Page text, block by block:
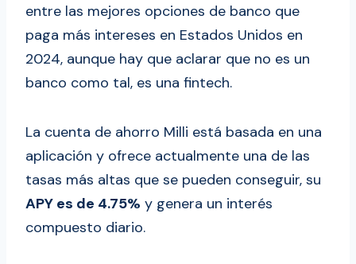
entre las mejores opciones de banco que
paga más intereses en Estados Unidos en
2024, aunque hay que aclarar que no es un
banco como tal, es una fintech.
La cuenta de ahorro Milli está basada en una
aplicación y ofrece actualmente una de las
tasas más altas que se pueden conseguir, su
APY es de 4.75% y genera un interés
compuesto diario.